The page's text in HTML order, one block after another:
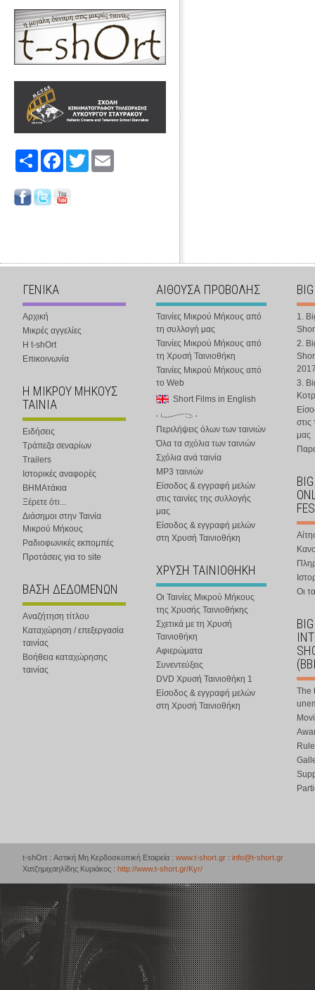
Share FacebookTwitter
ΓΕΝΙΚΑ
Αρχική
Μικρές αγγελίες
Η t-shOrt
Επικοινωνία
Η ΜΙΚΡΟΥ ΜΗΚΟΥΣ
ΤΑΙΝΙΑ
Ειδήσεις
Τράπεζα σεναρίων
Trailers
Ιστορικές αναφορές
ΒΗΜΑτάκια
Ξέρετε ότι...
Διάσημοι στην Ταινία
Μικρού Μήκους
Ραδιοφωνικές εκπομπές
Προτάσεις για το site
ΒΑΣΗ ΔΕΔΟΜΕΝΩΝ
Αναζήτηση τίτλου
Καταχώρηση / επεξεργασία
ταινίας
Βοήθεια καταχώρησης
ταινίας
ΑΙΘΟΥΣΑ ΠΡΟΒΟΛΗΣ
Ταινίες Μικρού Μήκους από
τη συλλογή μας
Ταινίες Μικρού Μήκους από
τη Χρυσή Ταινιοθήκη
Ταινίες Μικρού Μήκους από
το Web
Short Films in English
Περιλήψεις όλων των ταινιών
Όλα τα σχόλια των ταινιών
Σχόλια ανά ταινία
MP3 ταινιών
Είσοδος & εγγραφή μελών
στις ταινίες της συλλογής
μας
Είσοδος & εγγραφή μελών
στη Χρυσή Ταινιοθήκη
ΧΡΥΣΗ ΤΑΙΝΙΟΘΗΚΗ
Οι Ταινίες Μικρού Μήκους
της Χρυσής Ταινιοθήκης
Σχετικά με τη Χρυσή
Ταινιοθήκη
Αφιερώματα
Συνεντεύξεις
DVD Χρυσή Ταινιοθήκη 1
Είσοδος & εγγραφή μελών
στη Χρυσή Ταινιοθήκη
1.
2.
3.
στις
μας
Οι
The
t-shOrt : Αστική Μη Κερδοσκοπική Εταιρεία : www.t-short.gr : info@t-short.gr
Χατζημιχαηλίδης Κυριάκος : http://www.t-short.gr/Kyr/